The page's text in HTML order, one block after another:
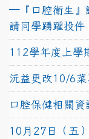
─『口腔衛生』
請同學踴躍投件
112學年度上學
沅益更改10/6
口腔保健相關資
10月27日（五